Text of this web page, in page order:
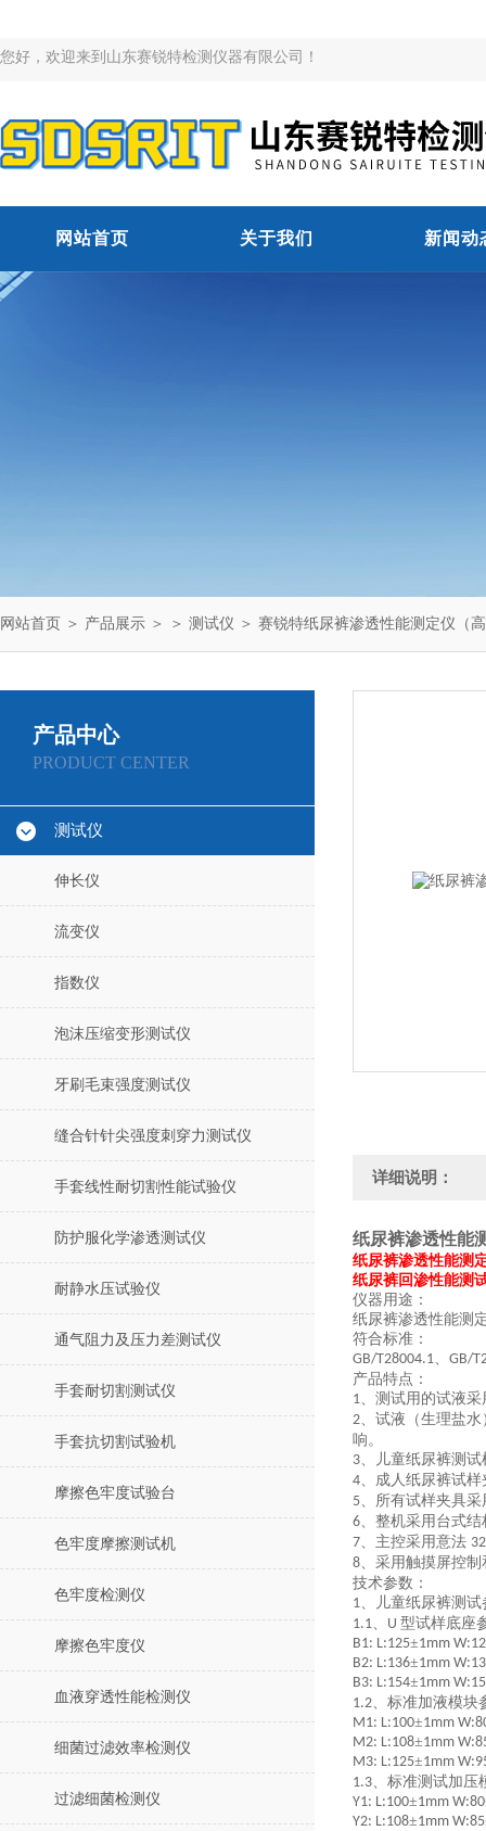
您好，欢迎来到山东赛锐特检测仪器有限公司！
网站首页 关于我们 新闻动
网站首页 ＞ 产品展示 ＞ ＞ 测试仪 ＞ 赛锐特纸尿裤渗透性能测定仪（
产品中心
PRODUCT CENTER
测试仪
伸长仪
流变仪
指数仪
泡沫压缩变形测试仪
牙刷毛束强度测试仪
缝合针针尖强度刺穿力测试仪
手套线性耐切割性能试验仪
防护服化学渗透测试仪
耐静水压试验仪
通气阻力及压力差测试仪
手套耐切割测试仪
手套抗切割试验机
摩擦色牢度试验台
色牢度摩擦测试机
色牢度检测仪
摩擦色牢度仪
血液穿透性能检测仪
细菌过滤效率检测仪
过滤细菌检测仪
详细说明：
纸尿裤渗透性能
纸尿裤渗透性能测
纸尿裤回渗性能测
仪器用途：
纸尿裤渗透性能测
符合标准：
GB/T28004.1、 GB/
产品特点：
1、测试用的试液
2、试液（生理盐
响。
3、儿童纸尿裤测试
4、成人纸尿裤试样
5、所有试样夹具
6、整机采用台式
7、主控采用意法
8、采用触摸屏控
技术参数：
1、儿童纸尿裤测试
1.1、 U 型试样底座
B1: L:125±1mm
B2: L:136±1mm
B3: L:154±1mm
1.2、标准加液模块
M1: L:100±1mm
M2: L:108±1mm
M3: L:125±1mm
1.3、标准测试加压
Y1: L:100±1mm W:80
Y2: L:108±1mm W:85